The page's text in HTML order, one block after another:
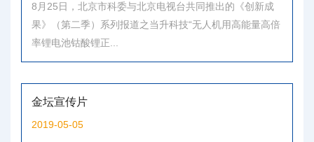
8月25日，北京市科委与北京电视台共同推出的《创新成
果》（第二季）系列报道之当升科技“无人机用高能量高倍
率锂电池钴酸锂正...
金坛宣传片
2019-05-05